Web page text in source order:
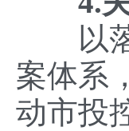
以落
案体系
动市投